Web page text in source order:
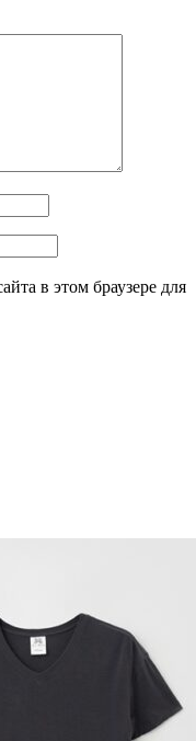
в этом браузере для